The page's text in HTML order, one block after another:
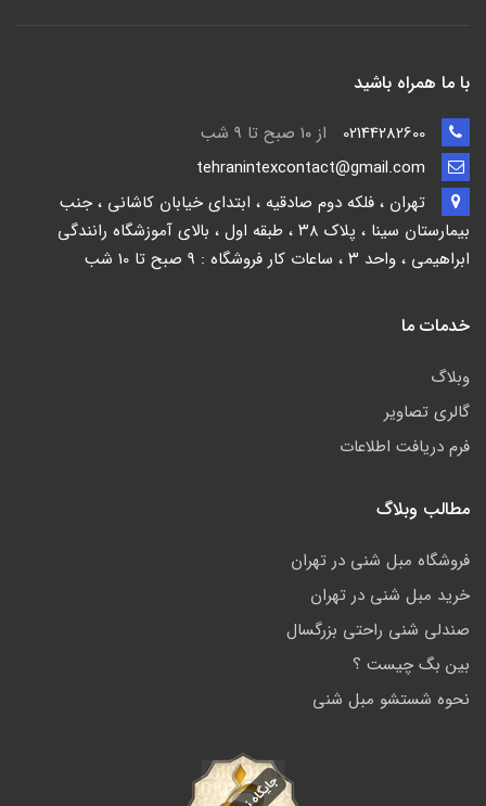
با ما همراه باشید
از ۱۰ صبح تا 9 شب
تهران ، فلکه دوم صادقیه ، ابتدای خیابان کاشانی ، جنب
بیمارستان سینا ، پلاک ۳۸ ، طبقه اول ، بالای آموزشگاه رانندگی
ابراهیمی ، واحد ۳ ، ساعات کار فروشگاه : 9 صبح تا 10 شب
خدمات ما
وبلاگ
گالری تصاویر
فرم دریافت اطلاعات
مطالب وبلاگ
فروشگاه مبل شنی در تهران
خرید مبل شنی در تهران
صندلی شنی راحتی بزرگسال
بین بگ چیست ؟
نحوه شستشو مبل شنی